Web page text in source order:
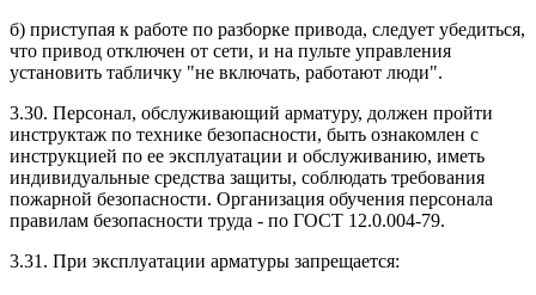
б) приступая к работе по разборке привода, следует убедиться,
что привод отключен от сети, и на пульте управления
установить табличку "не включать, работают люди".
3.30. Персонал, обслуживающий арматуру, должен пройти
инструктаж по технике безопасности, быть ознакомлен с
инструкцией по ее эксплуатации и обслуживанию, иметь
индивидуальные средства защиты, соблюдать требования
пожарной безопасности. Организация обучения персонала
правилам безопасности труда - по ГОСТ 12.0.004-79.
3.31. При эксплуатации арматуры запрещается: